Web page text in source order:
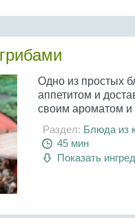
Одно из простых
аппетитом и
своим ароматом и
Раздел: Блюда из
45 мин
Показать